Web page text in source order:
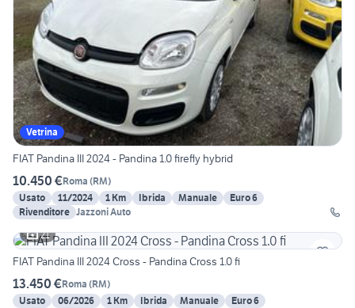
Vetrina
FIAT Pandina III 2024 - Pandina 1.0 firefly hybrid
10.450 €Roma (RM)
Usato
11/2024 1 Km Ibrida Manuale
Euro 6
Rivenditore Jazzoni Auto
21
FIAT Pandina III 2024 Cross - Pandina Cross 1.0 fi
13.450 €Roma (RM)
Usato
06/2026 1 Km Ibrida Manuale
Euro 6